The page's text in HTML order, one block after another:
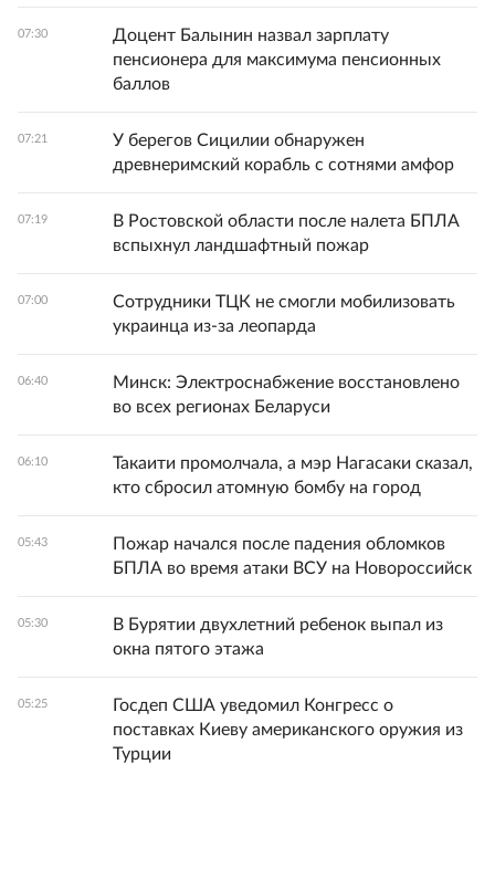
07:30
Доцент Балынин назвал зарплату
пенсионера для максимума пенсионных
баллов
07:21
У берегов Сицилии обнаружен
древнеримский корабль с сотнями амфор
07:19
В Ростовской области после налета БПЛА
вспыхнул ландшафтный пожар
07:00
Сотрудники ТЦК не смогли мобилизовать
украинца из-за леопарда
06:40
Минск: Электроснабжение восстановлено
во всех регионах Беларуси
06:10
Такаити промолчала, а мэр Нагасаки сказал,
кто сбросил атомную бомбу на город
05:43
Пожар начался после падения обломков
БПЛА во время атаки ВСУ на Новороссийск
05:30
В Бурятии двухлетний ребенок выпал из
окна пятого этажа
05:25
Госдеп США уведомил Конгресс о
поставках Киеву американского оружия из
Турции